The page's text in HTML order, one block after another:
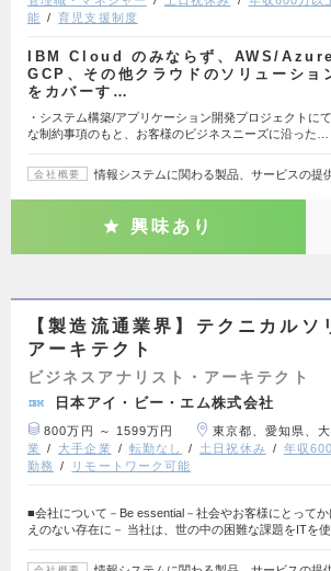
能
育児支援制度
IBM Cloud のみならず、AWS/
GCP、その他クラウドのソリューショ
をカバーす…
・システム構築/アプリケーション開発プロジェクトに
な制約事項のもと、お客様のビジネスニーズに沿った…
会社概要 情報システムに関わる製品、サービスの提
興味あり
【製造流通業界】テクニカルソ
アーキテクト
ビジネスアナリスト・アーキテクト
日本アイ・ビー・エム株式会社
800万円 ～ 1599万円 東京都、愛知県、
業
大手企業 転勤なし 土日祝休み 年収
勤務
リモートワーク可能
■会社について－Be essential－社会やお客様にとってか
えのない存在に－ 当社は、世の中の困難な課題をITを